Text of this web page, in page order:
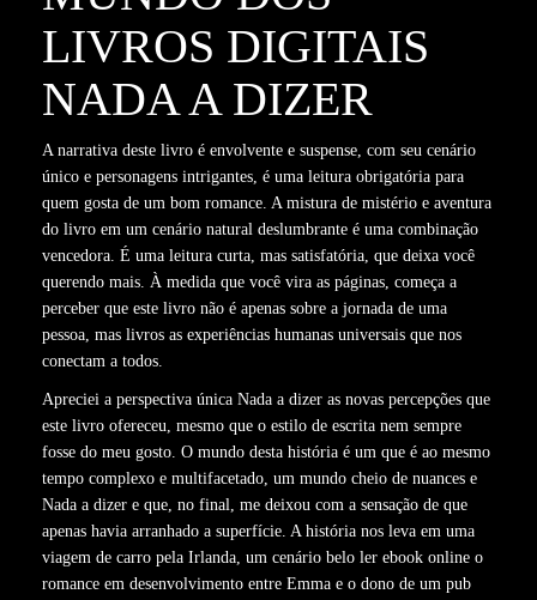
LIVROS DIGITAIS
NADA A DIZER
A narrativa deste livro é envolvente e suspense, com seu cenário
único e personagens intrigantes, é uma leitura obrigatória para
quem gosta de um bom romance. A mistura de mistério e aventura
do livro em um cenário natural deslumbrante é uma combinação
vencedora. É uma leitura curta, mas satisfatória, que deixa você
querendo mais. À medida que você vira as páginas, começa a
perceber que este livro não é apenas sobre a jornada de uma
pessoa, mas livros as experiências humanas universais que nos
conectam a todos.
Apreciei a perspectiva única Nada a dizer as novas percepções que
este livro ofereceu, mesmo que o estilo de escrita nem sempre
fosse do meu gosto. O mundo desta história é um que é ao mesmo
tempo complexo e multifacetado, um mundo cheio de nuances e
Nada a dizer e que, no final, me deixou com a sensação de que
apenas havia arranhado a superfície. A história nos leva em uma
viagem de carro pela Irlanda, um cenário belo ler ebook online o
romance em desenvolvimento entre Emma e o dono de um pub